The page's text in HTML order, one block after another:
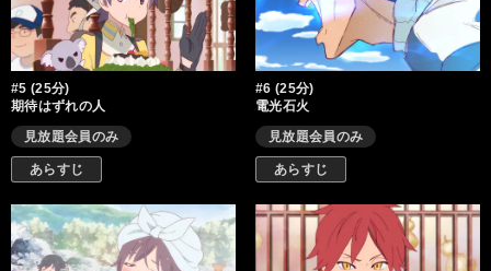
#5 (25分)
期待はずれの人
見放題会員のみ
あらすじ
#6 (25分)
電光石火
見放題会員のみ
あらすじ